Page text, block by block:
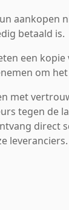
aankopen
betaald is.
een kopie
om
met
tegen de
direct
leveranciers.